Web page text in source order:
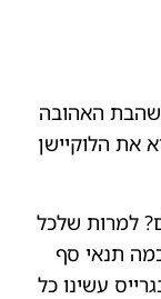
האהובה
את הלוקיישן
למרות שלכל
תנאי סף
עשינו כל